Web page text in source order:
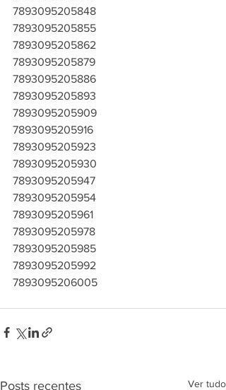
7893095205848
7893095205855
7893095205862
7893095205879
7893095205886
7893095205893
7893095205909
7893095205916
7893095205923
7893095205930
7893095205947
7893095205954
7893095205961
7893095205978
7893095205985
7893095205992
7893095206005
Posts recentes Ver tudo